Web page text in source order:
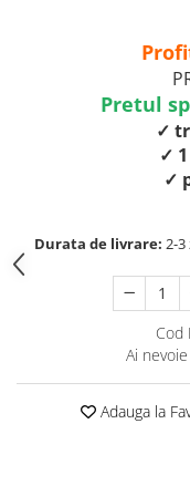
Pretul
✓
✓
✓
Durata de livrare: 2-
Cod
Ai
Adauga la